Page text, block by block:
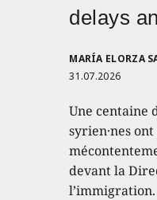
delays
MARÍA ELORZA
31.07.2026
Une centaine
syrien·nes
devant la